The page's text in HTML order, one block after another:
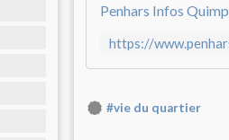
#vie du quartier